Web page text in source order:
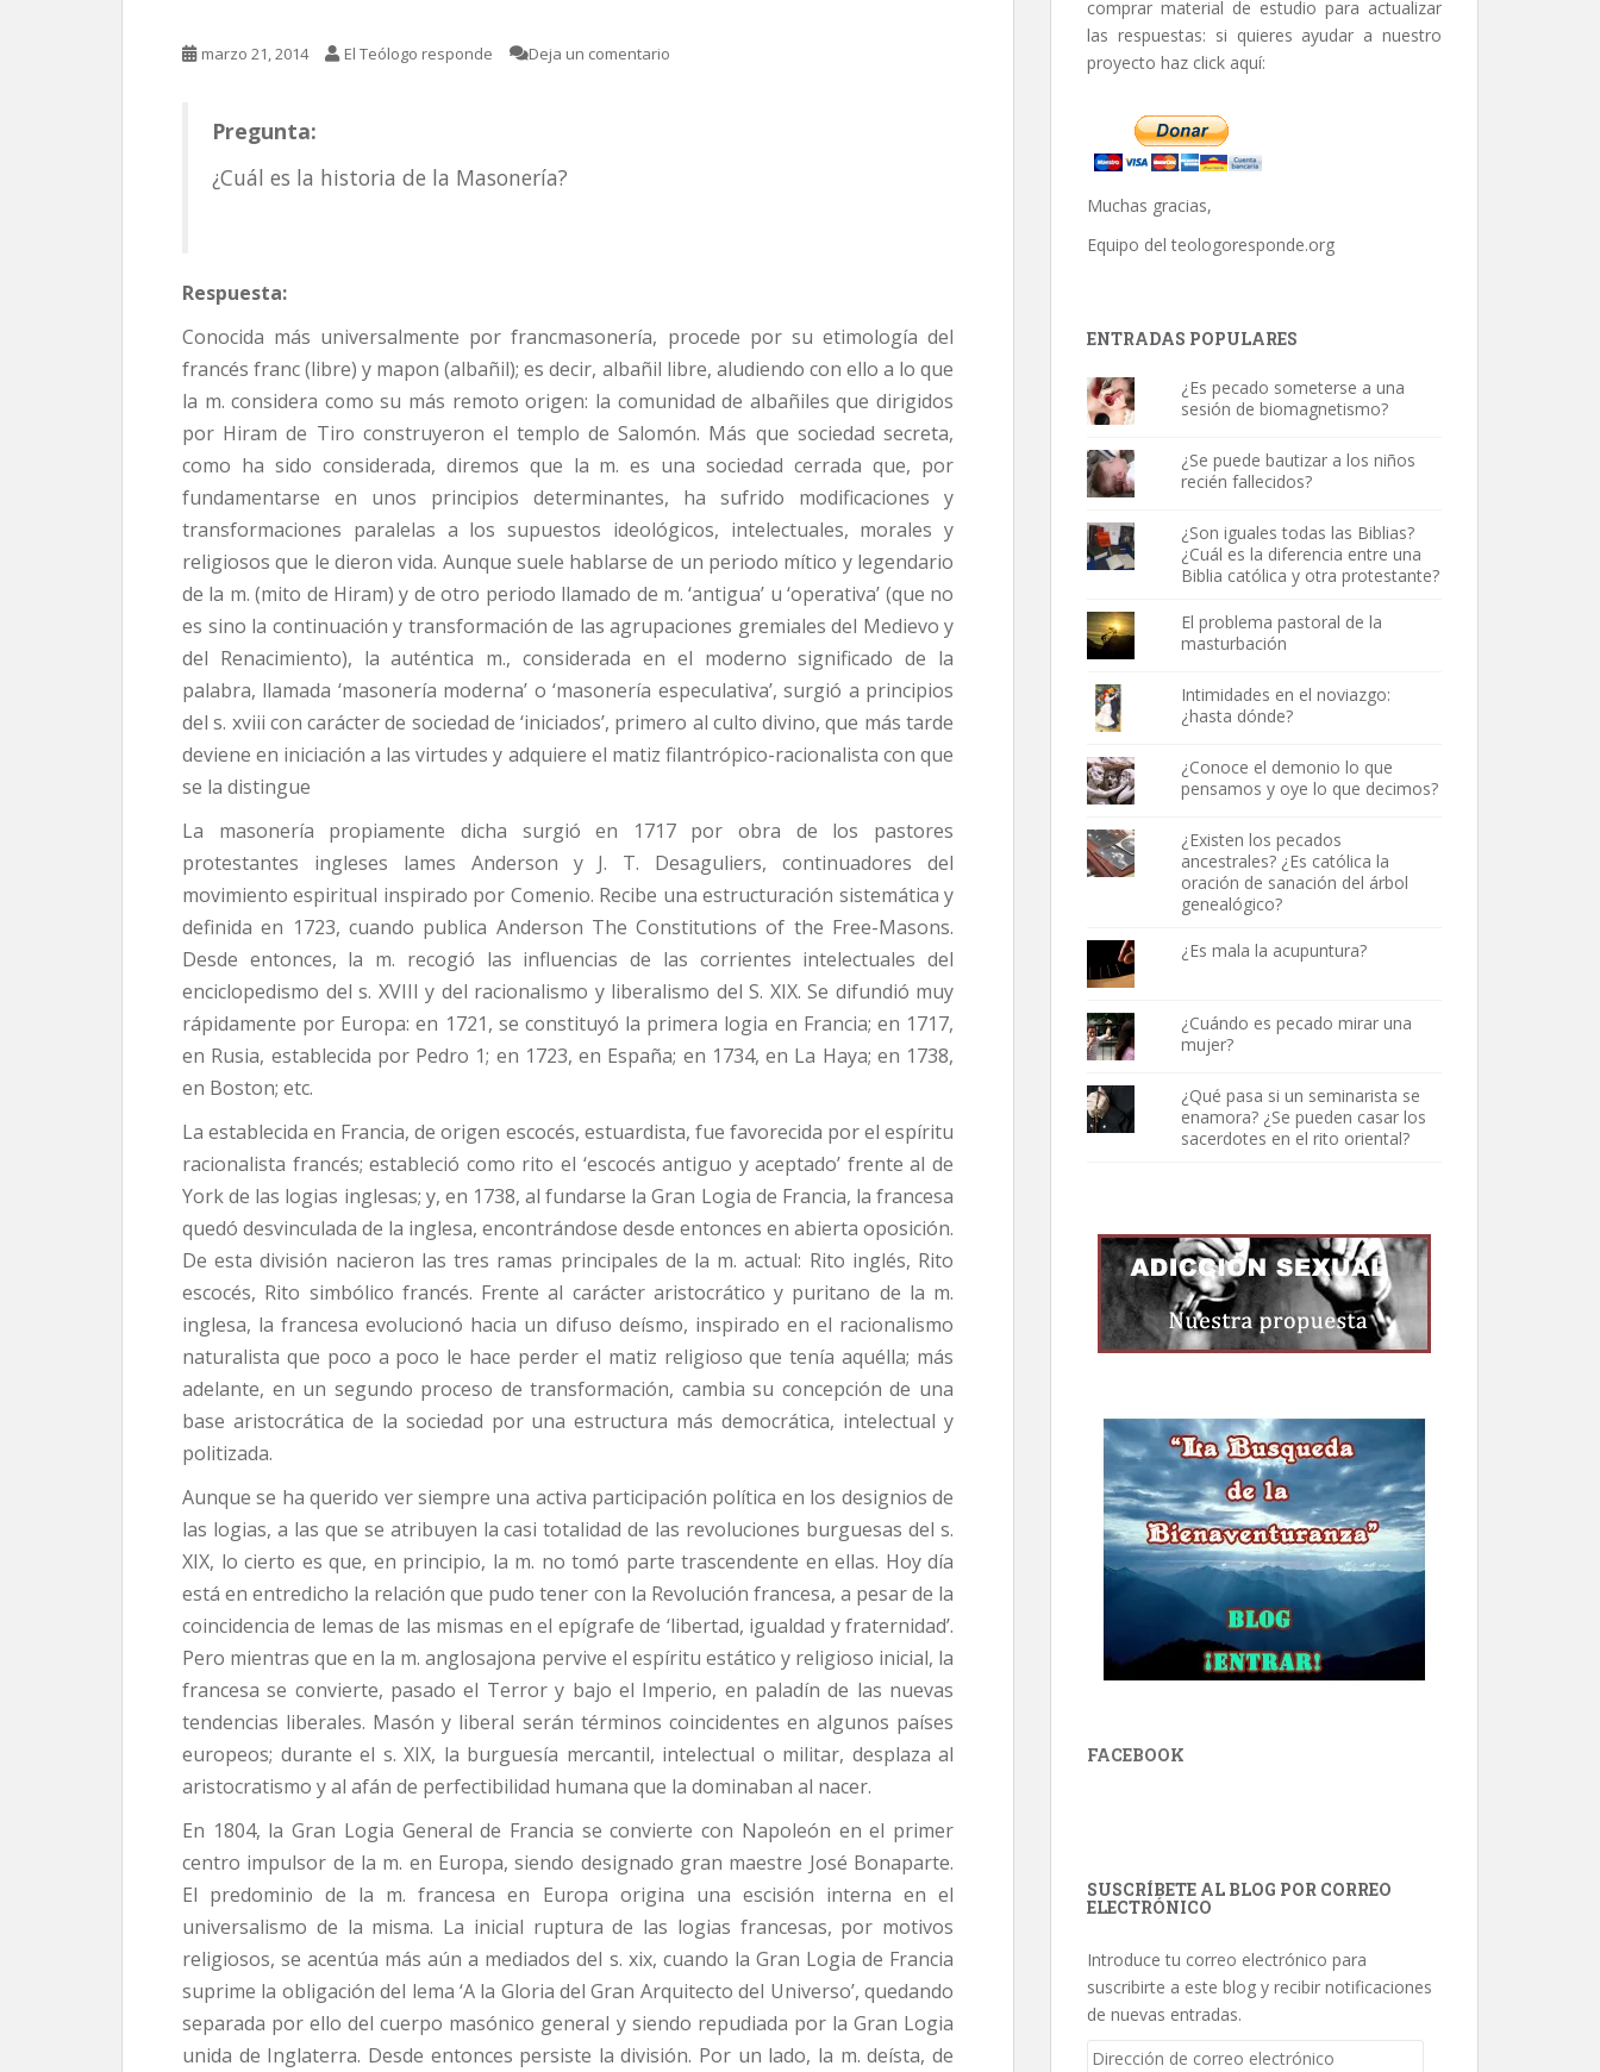
marzo 21, 2014 El Teólogo responde Deja un comentario
Pregunta:
¿Cuál es la historia de la Masonería?
Respuesta:
Conocida más universalmente por francmasonería, procede por su etimología del
francés franc (libre) y mapon (albañil); es decir, albañil libre, aludiendo con ello a lo que
la m. considera como su más remoto origen: la comunidad de albañiles que dirigidos
por Hiram de Tiro construyeron el templo de Salomón. Más que sociedad secreta,
como ha sido considerada, diremos que la m. es una sociedad cerrada que, por
fundamentarse en unos principios determinantes, ha sufrido modificaciones y
transformaciones paralelas a los supuestos ideológicos, intelectuales, morales y
religiosos que le dieron vida. Aunque suele hablarse de un periodo mítico y legendario
de la m. (mito de Hiram) y de otro periodo llamado de m. ‘antigua’ u ‘operativa’ (que no
es sino la continuación y transformación de las agrupaciones gremiales del Medievo y
del Renacimiento), la auténtica m., considerada en el moderno significado de la
palabra, llamada ‘masonería moderna’ o ‘masonería especulativa’, surgió a principios
del s. xviii con carácter de sociedad de ‘iniciados’, primero al culto divino, que más tarde
deviene en iniciación a las virtudes y adquiere el matiz filantrópico-racionalista con que
se la distingue
La masonería propiamente dicha surgió en 1717 por obra de los pastores
protestantes ingleses lames Anderson y J. T. Desaguliers, continuadores del
movimiento espiritual inspirado por Comenio. Recibe una estructuración sistemática y
definida en 1723, cuando publica Anderson The Constitutions of the Free-Masons.
Desde entonces, la m. recogió las influencias de las corrientes intelectuales del
enciclopedismo del s. XVIII y del racionalismo y liberalismo del S. XIX. Se difundió muy
rápidamente por Europa: en 1721, se constituyó la primera logia en Francia; en 1717,
en Rusia, establecida por Pedro 1; en 1723, en España; en 1734, en La Haya; en 1738,
en Boston; etc.
La establecida en Francia, de origen escocés, estuardista, fue favorecida por el espíritu
racionalista francés; estableció como rito el ‘escocés antiguo y aceptado’ frente al de
York de las logias inglesas; y, en 1738, al fundarse la Gran Logia de Francia, la francesa
quedó desvinculada de la inglesa, encontrándose desde entonces en abierta oposición.
De esta división nacieron las tres ramas principales de la m. actual: Rito inglés, Rito
escocés, Rito simbólico francés. Frente al carácter aristocrático y puritano de la m.
inglesa, la francesa evolucionó hacia un difuso deísmo, inspirado en el racionalismo
naturalista que poco a poco le hace perder el matiz religioso que tenía aquélla; más
adelante, en un segundo proceso de transformación, cambia su concepción de una
base aristocrática de la sociedad por una estructura más democrática, intelectual y
politizada.
Aunque se ha querido ver siempre una activa participación política en los designios de
las logias, a las que se atribuyen la casi totalidad de las revoluciones burguesas del s.
XIX, lo cierto es que, en principio, la m. no tomó parte trascendente en ellas. Hoy día
está en entredicho la relación que pudo tener con la Revolución francesa, a pesar de la
coincidencia de lemas de las mismas en el epígrafe de ‘libertad, igualdad y fraternidad’.
Pero mientras que en la m. anglosajona pervive el espíritu estático y religioso inicial, la
francesa se convierte, pasado el Terror y bajo el Imperio, en paladín de las nuevas
tendencias liberales. Masón y liberal serán términos coincidentes en algunos países
europeos; durante el s. XIX, la burguesía mercantil, intelectual o militar, desplaza al
aristocratismo y al afán de perfectibilidad humana que la dominaban al nacer.
En 1804, la Gran Logia General de Francia se convierte con Napoleón en el primer
centro impulsor de la m. en Europa, siendo designado gran maestre José Bonaparte.
El predominio de la m. francesa en Europa origina una escisión interna en el
universalismo de la misma. La inicial ruptura de las logias francesas, por motivos
religiosos, se acentúa más aún a mediados del s. xix, cuando la Gran Logia de Francia
suprime la obligación del lema ‘A la Gloria del Gran Arquitecto del Universo’, quedando
separada por ello del cuerpo masónico general y siendo repudiada por la Gran Logia
unida de Inglaterra. Desde entonces persiste la división. Por un lado, la m. deísta, de
comprar material de estudio para actualizar
las respuestas: si quieres ayudar a nuestro
proyecto haz click aquí:
Muchas gracias,
Equipo del teologoresponde.org
ENTRADAS POPULARES
¿Es pecado someterse a una
sesión de biomagnetismo?
¿Se puede bautizar a los niños
recién fallecidos?
¿Son iguales todas las Biblias?
¿Cuál es la diferencia entre una
Biblia católica y otra protestante?
El problema pastoral de la
masturbación
Intimidades en el noviazgo:
¿hasta dónde?
¿Conoce el demonio lo que
pensamos y oye lo que decimos?
¿Existen los pecados
ancestrales? ¿Es católica la
oración de sanación del árbol
genealógico?
¿Es mala la acupuntura?
¿Cuándo es pecado mirar una
mujer?
¿Qué pasa si un seminarista se
enamora? ¿Se pueden casar los
sacerdotes en el rito oriental?
FACEBOOK
SUSCRÍBETE AL BLOG POR CORREO
ELECTRÓNICO
Introduce tu correo electrónico para
suscribirte a este blog y recibir notificaciones
de nuevas entradas.
Dirección